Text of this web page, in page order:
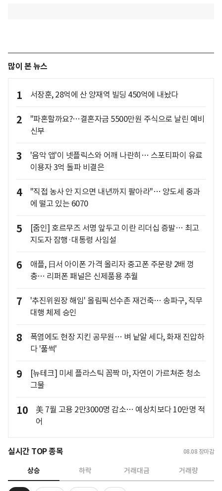
많이 본 뉴스
1 서장훈, 28억에 산 양재역 빌딩 450억에 내놨다
2
"파혼할까요?…결혼자금 5500만원 주식으로 날린 예비
신부
3
'음악 앱'이 넷플릭스와 어깨 나란히… 스포티파이 유료
이용자 3억 돌파 비결은
4
"직접 농사 안 지으면 내년까지 팔아라"… 양도세 중과
에 떨고 있는 6070
5
[줌인] 호르무즈 서명 앞두고 이란 리더십 증발… 최고
지도자 잠행·대통령 사임설
6
애플, 日서 아이폰 가격 올리자 중고폰 주문량 2배 껑
충… 리퍼폰 패널은 신제품용 추월
7
'추진위원장 해임' 올림픽선수촌 재건축… 송파구, 직무
대행 체제 승인
8
폭염에도 현장 지킨 공무원… 벼 낱알 세다, 화재 진압하
다 '풀썩'
9
[뉴테크] 미세 플라스틱 꼼짝 마, 자연이 가르쳐준 청소
그물
10
美 7월 고용 2만3000명 감소… 예상치보다 10만명 적
어
실시간 TOP 종목 08.08 장마감
상승 하락 거래대금 거래량